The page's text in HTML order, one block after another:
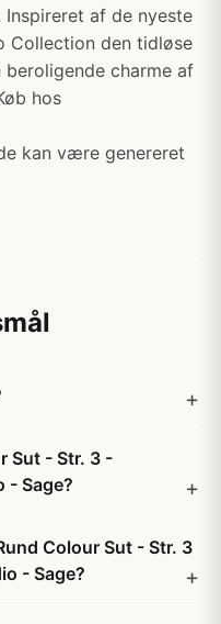
af de nyeste
Collection den tidløse
charme af
hos
kan være genereret
Sut - Str. 3 -
- Sage?
Colour Sut - Str. 3
- Sage?